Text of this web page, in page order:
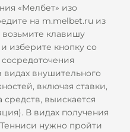
«Мелбет» изо
на m.melbet.ru из
возьмите клавишу
изберите кнопку со
внушительного
включая ставки,
выискается
В видах получения
нужно пройти